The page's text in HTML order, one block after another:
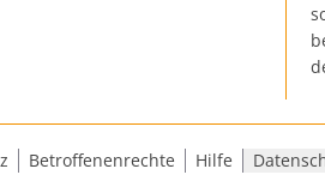
Betroffenenrechte Hilfe